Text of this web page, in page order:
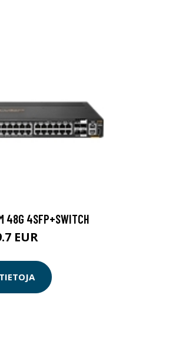
48G 4SFP+SWITCH
EUR